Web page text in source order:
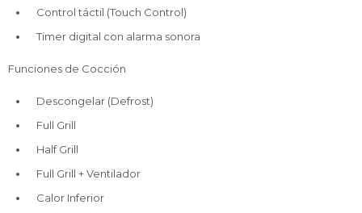
Control táctil (Touch Control)
Timer digital con alarma sonora
Funciones de Cocción
Descongelar (Defrost)
Full Grill
Half Grill
Full Grill + Ventilador
Calor Inferior